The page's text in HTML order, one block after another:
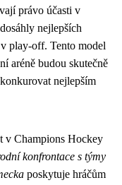
právo účasti v
nejlepších
play-off. Tento model
aréně budou skutečně
nejlepším
v Champions Hockey
konfrontace s týmy
poskytuje hráčům